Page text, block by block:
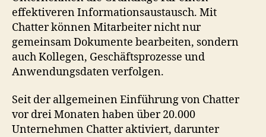
effektiveren Informationsaustausch. Mit
Chatter können Mitarbeiter nicht nur
gemeinsam Dokumente bearbeiten, sondern
auch Kollegen, Geschäftsprozesse und
Anwendungsdaten verfolgen.
Seit der allgemeinen Einführung von Chatter
vor drei Monaten haben über 20.000
Unternehmen Chatter aktiviert, darunter